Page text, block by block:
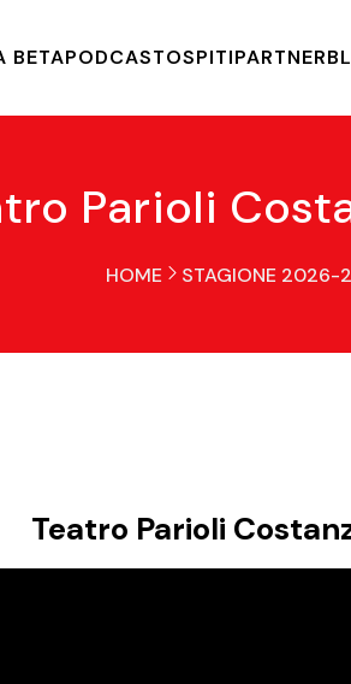
BETAPODCASTOSPITIPARTNER
Parioli
HOME STAGIONE 2026-
Teatro Parioli